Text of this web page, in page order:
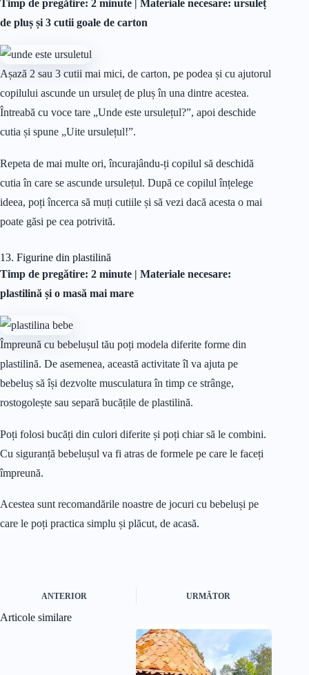
Timp de pregătire: 2 minute | Materiale necesare: ursuleț
de pluș și 3 cutii goale de carton
Așază 2 sau 3 cutii mai mici, de carton, pe podea și cu ajutorul
copilului ascunde un ursuleț de pluș în una dintre acestea.
Întreabă cu voce tare „Unde este ursulețul?”, apoi deschide
cutia și spune „Uite ursulețul!”.
Repeta de mai multe ori, încurajându-ți copilul să deschidă
cutia în care se ascunde ursulețul. După ce copilul înțelege
ideea, poți încerca să muți cutiile și să vezi dacă acesta o mai
poate găsi pe cea potrivită.
13. Figurine din plastilină
Timp de pregătire: 2 minute | Materiale necesare:
plastilină și o masă mai mare
Împreună cu bebelușul tău poți modela diferite forme din
plastilină. De asemenea, această activitate îl va ajuta pe
bebeluș să își dezvolte musculatura în timp ce strânge,
rostogolește sau separă bucățile de plastilină.
Poți folosi bucăți din culori diferite și poți chiar să le combini.
Cu siguranță bebelușul va fi atras de formele pe care le faceți
împreună.
Acestea sunt recomandările noastre de jocuri cu bebeluși pe
care le poți practica simplu și plăcut, de acasă.
ANTERIOR URMĂTOR
Articole similare